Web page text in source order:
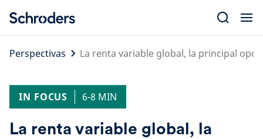
content
Perspectivas
La renta variable global, la principal
IN FOCUS 6-8 MIN
La renta variable global, la